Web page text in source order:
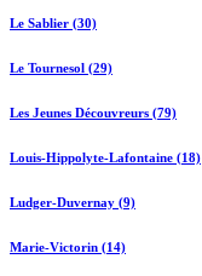
Le Sablier (30)
Le Tournesol (29)
Les Jeunes Découvreurs (79)
Louis-Hippolyte-Lafontaine (18)
Ludger-Duvernay (9)
Marie-Victorin (14)